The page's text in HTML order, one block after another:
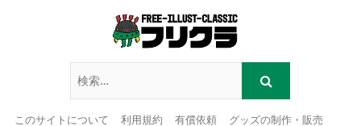
このサイトについて 利用規約 有償依頼
グッズの制作・販売